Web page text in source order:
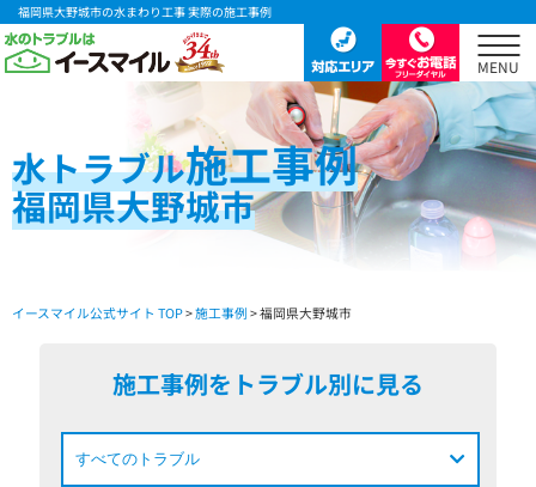
福岡県大野城市の水まわり工事 実際の施工事例
水トラブル施工事例
福岡県大野城市
イースマイル公式サイト TOP>施工事例 > 福岡県大野城市
施工事例をトラブル別に見る